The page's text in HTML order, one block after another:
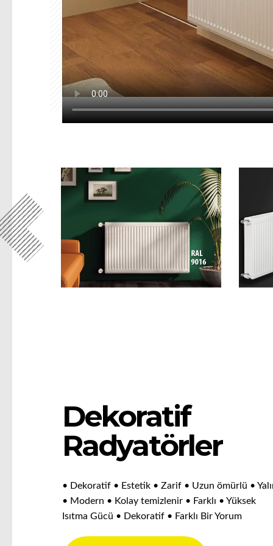
Dekoratif
Radyatörler
• Dekoratif • Estetik • Zarif • Uzun ömürlü •
• Modern • Kolay temizlenir • Farklı • Yüksek
Isıtma Gücü • Dekoratif • Farklı Bir Yorum